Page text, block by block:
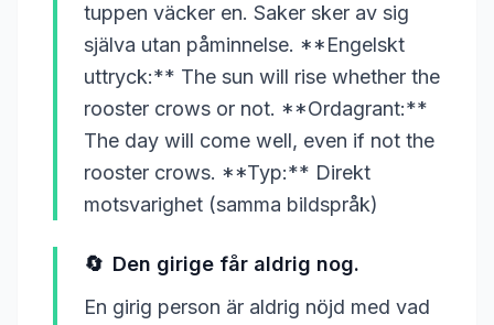
tuppen väcker en. Saker sker av sig
själva utan påminnelse. **Engelskt
uttryck:** The sun will rise whether the
rooster crows or not. **Ordagrant:**
The day will come well, even if not the
rooster crows. **Typ:** Direkt
motsvarighet (samma bildspråk)
🔄 Den girige får aldrig nog.
En girig person är aldrig nöjd med vad